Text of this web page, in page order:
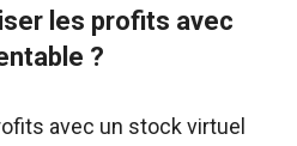
les profits avec
?
avec un stock virtuel